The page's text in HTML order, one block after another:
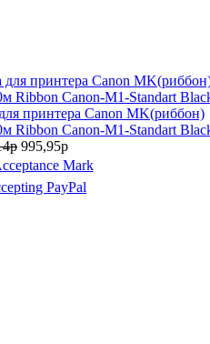
принтера Canon MK(риббон)
Ribbon Canon-M1-Standart
995,95р